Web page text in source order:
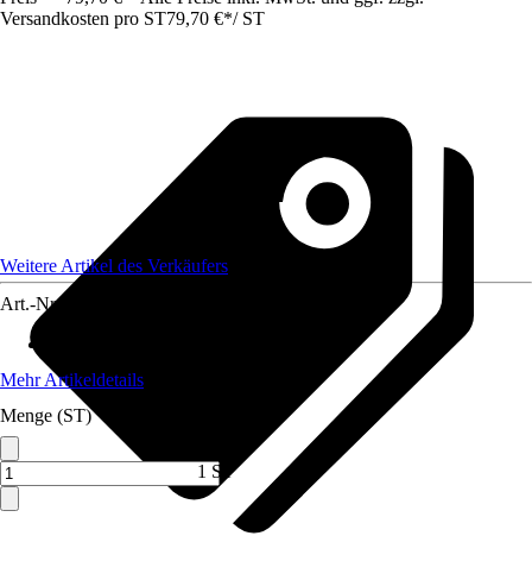
Versandkosten pro ST79,70 €*/ ST
Weitere Artikel des Verkäufers
Art.-Nr.
Mehr Artikeldetails
Menge (ST)
1 ST